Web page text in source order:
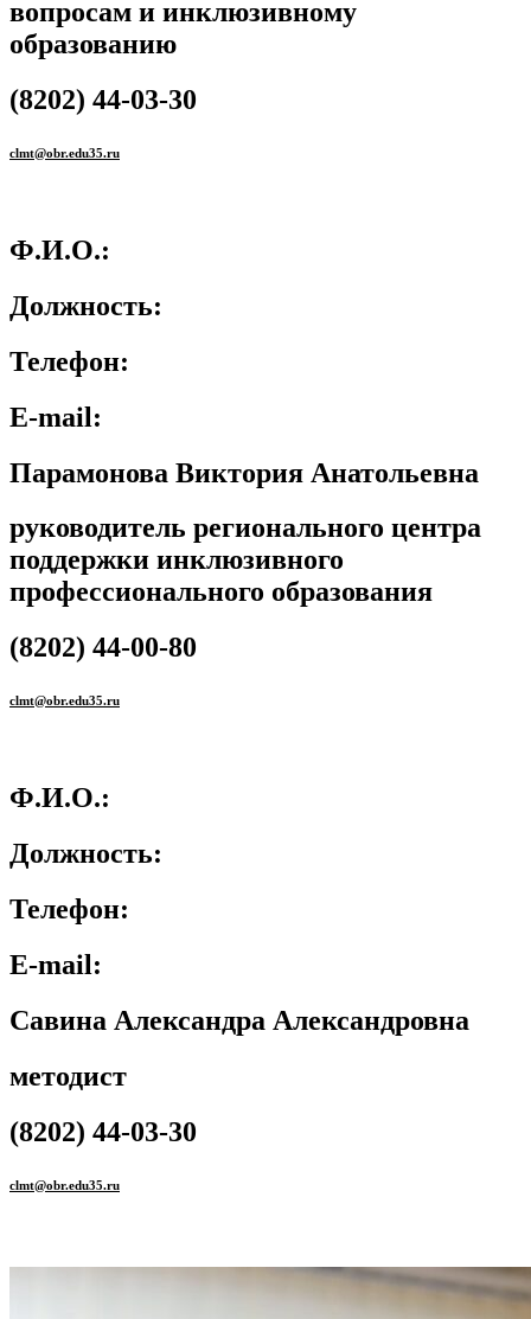
вопросам и инклюзивному
образованию
(8202) 44-03-30
clmt@obr.edu35.ru
Ф.И.О.:
Должность:
Телефон:
E-mail:
Парамонова Виктория Анатольевна
руководитель регионального центра
поддержки инклюзивного
профессионального образования
(8202) 44-00-80
clmt@obr.edu35.ru
Ф.И.О.:
Должность:
Телефон:
E-mail:
Савина Александра Александровна
методист
(8202) 44-03-30
clmt@obr.edu35.ru